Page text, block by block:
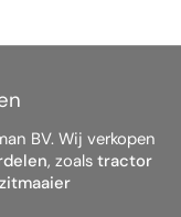
BV. Wij verkopen
, zoals tractor
zitmaaier